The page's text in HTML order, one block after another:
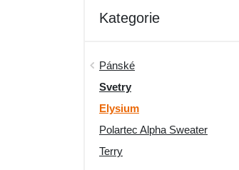
Obuv a ponožky
Taktické vybavení
Dárkové poukazy
Výprodej
Kategorie
Pánské
Svetry
Elysium
Polartec Alpha Sweater
Terry